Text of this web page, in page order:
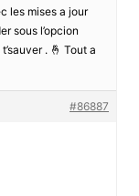
les mises a jour
sous l’opcion
. 🤞 Tout a
#86887